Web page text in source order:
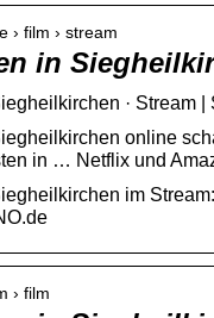
› film › stream
in
· Stream |
online
in … Netflix und
im
› film